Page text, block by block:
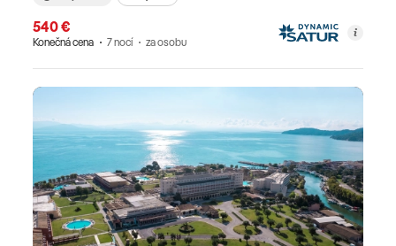
540 €
Konečná cena 7 nocí za osobu